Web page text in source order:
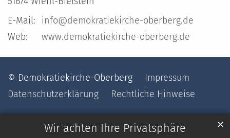
Wir achten Ihre Privatsphäre ✕
E-Mail:
info@demokratiekirche-oberberg.de
Web:
www.demokratiekirche-oberberg.de
© Demokratiekirche-Oberberg
Impressum
Datenschutzerklärung
Rechtliche Hinweise